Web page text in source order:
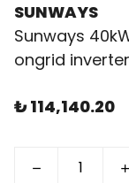
SUNWAYS
Sunways
ongrid inverter
₺ 114,140.20